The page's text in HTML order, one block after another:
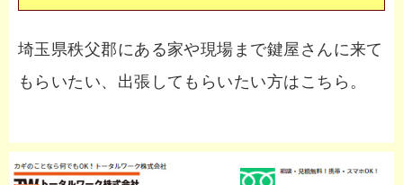
埼玉県秩父郡にある家や現場まで鍵屋さんに来て
もらいたい、出張してもらいたい方はこちら。